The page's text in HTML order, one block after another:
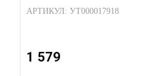
АРТИКУЛ: УТ000017918
1 579